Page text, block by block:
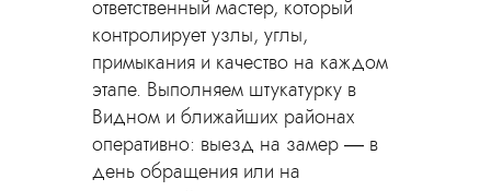
ответственный мастер, который
контролирует узлы, углы,
примыкания и качество на каждом
этапе. Выполняем штукатурку в
Видном и ближайших районах
оперативно: выезд на замер — в
день обращения или на